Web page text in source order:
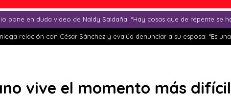
pone en duda video de Naldy Saldaña: “Hay cosas que de repente se
relación con César Sánchez y evalúa denunciar a su esposa: “Es
vive el momento más